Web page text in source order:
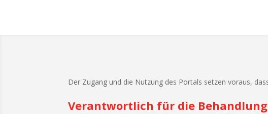
Der Zugang und die Nutzung des Portals setzen voraus,
Verantwortlich für die Behandlung